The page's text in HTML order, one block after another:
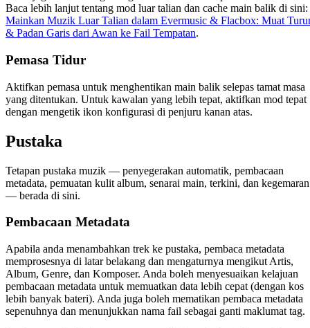
Baca lebih lanjut tentang mod luar talian dan cache main balik di sini:
Mainkan Muzik Luar Talian dalam Evermusic & Flacbox: Muat
& Padan Garis dari Awan ke Fail Tempatan.
Pemasa Tidur
Aktifkan pemasa untuk menghentikan main balik selepas tamat masa
yang ditentukan. Untuk kawalan yang lebih tepat, aktifkan mod tepat
dengan mengetik ikon konfigurasi di penjuru kanan atas.
Pustaka
Tetapan pustaka muzik — penyegerakan automatik, pembacaan
metadata, pemuatan kulit album, senarai main, terkini, dan kegemaran
— berada di sini.
Pembacaan Metadata
Apabila anda menambahkan trek ke pustaka, pembaca metadata
memprosesnya di latar belakang dan mengaturnya mengikut Artis,
Album, Genre, dan Komposer. Anda boleh menyesuaikan kelajuan
pembacaan metadata untuk memuatkan data lebih cepat (dengan kos
lebih banyak bateri). Anda juga boleh mematikan pembaca metadata
sepenuhnya dan menunjukkan nama fail sebagai ganti maklumat tag.